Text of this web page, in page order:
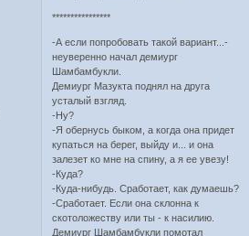
****************
-А если попробовать такой вариант...-
неуверенно начал демиург
Шамбамбукли.
Демиург Мазукта поднял на друга
усталый взгляд.
-Ну?
-Я обернусь быком, а когда она придет
купаться на берег, выйду и... и она
залезет ко мне на спину, а я ее увезу!
-Куда?
-Куда-нибудь. Сработает, как думаешь?
-Сработает. Если она склонна к
скотоложеству или ты - к насилию.
Демиург Шамбамбукли помотал